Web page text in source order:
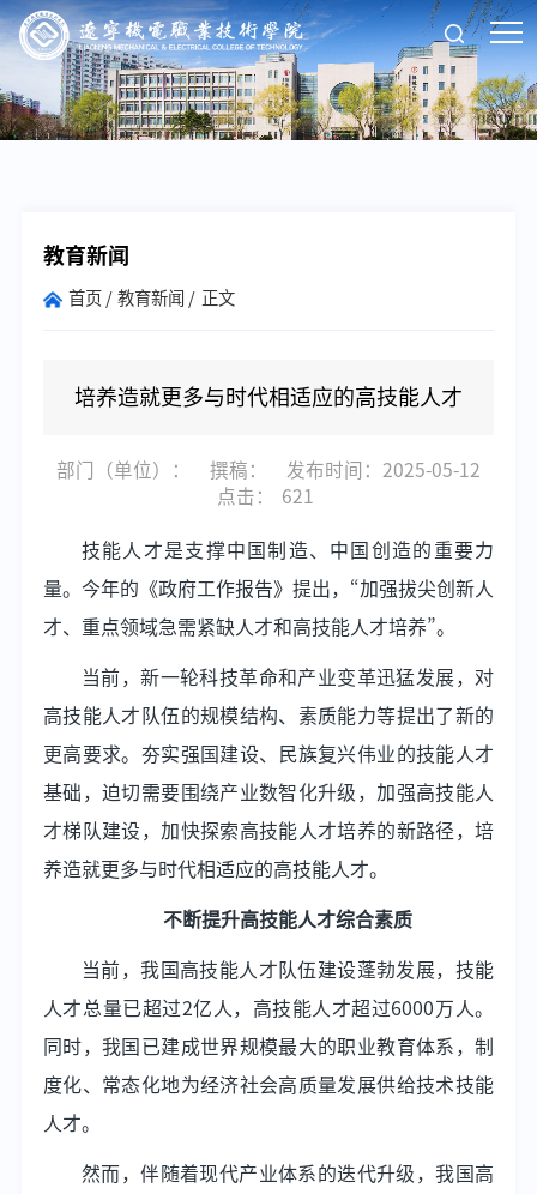
教育新闻
首页 教育新闻 正文
培养造就更多与时代相适应的高技能人才
部门（单位）： 撰稿：
发布时间：2025-05-12
点击：
621
技能人才是支撑中国制造、中国创造的重要力
量。今年的《政府工作报告》提出，“加强拔尖创新人
才、重点领域急需紧缺人才和高技能人才培养”。
当前，新一轮科技革命和产业变革迅猛发展，对
高技能人才队伍的规模结构、素质能力等提出了新的
更高要求。夯实强国建设、民族复兴伟业的技能人才
基础，迫切需要围绕产业数智化升级，加强高技能人
才梯队建设，加快探索高技能人才培养的新路径，培
养造就更多与时代相适应的高技能人才。
不断提升高技能人才综合素质
当前，我国高技能人才队伍建设蓬勃发展，技能
人才总量已超过2亿人，高技能人才超过6000万人。
同时，我国已建成世界规模最大的职业教育体系，制
度化、常态化地为经济社会高质量发展供给技术技能
人才。
然而，伴随着现代产业体系的迭代升级，我国高